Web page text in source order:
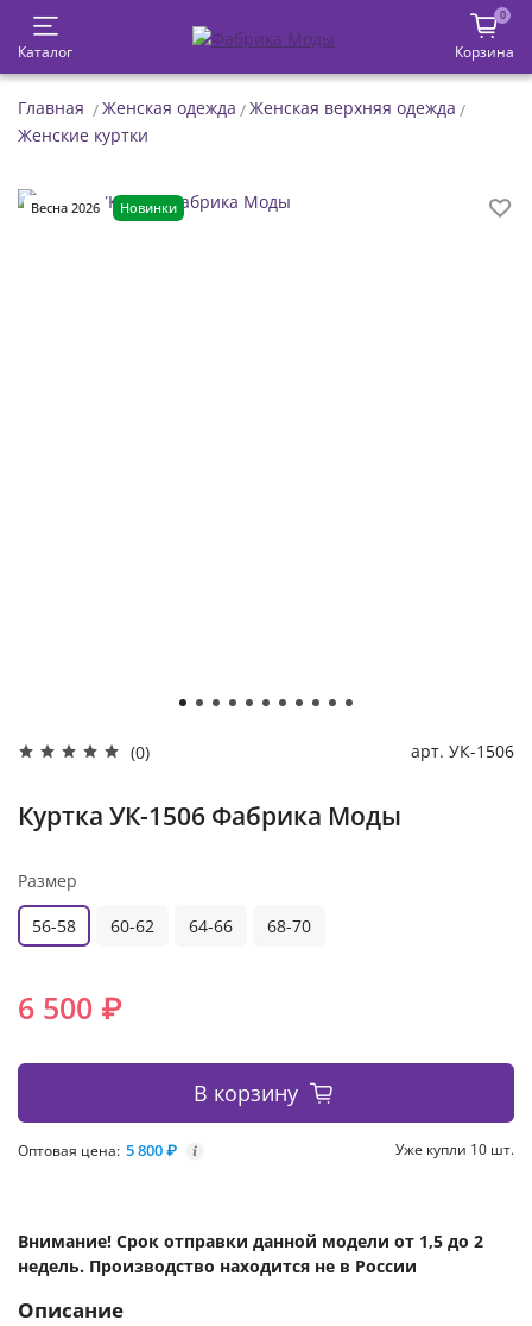
Каталог
0
Корзина
Главная Женская одежда
Женская верхняя одежда
Женские куртки
Весна 2026 Новинки
(0) арт. УК-1506
Куртка УК-1506 Фабрика Моды
Размер
56-58
60-62 64-66 68-70
6 500 ₽
В корзину
Оптовая цена: 5 800 ₽ i Уже купли 10 шт.
Внимание! Срок отправки данной модели от 1,5 до 2
недель. Производство находится не в России
Описание